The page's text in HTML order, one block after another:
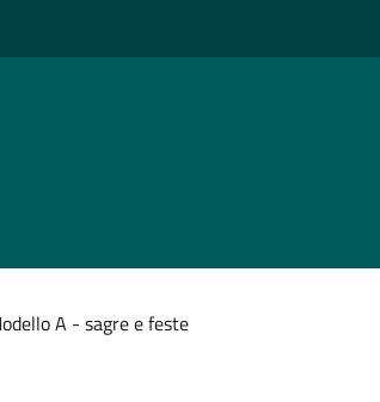
A - sagre e feste